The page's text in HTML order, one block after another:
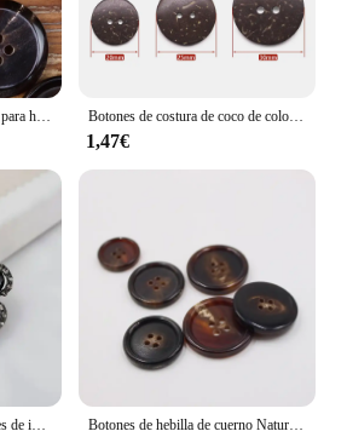
Botones de cuerno de búfalo para hombre y mujer, Chaqueta de traje clásica de alta calidad, 6 piezas, color negro, marrón oscuro, necesidades de costura Botones de costura de coco de color Natural respetuoso con el medio ambiente, botón de 2 agujeros, accesorios de costura para álbum de recortes de ropa, bricolaje, 30 unidades por lote, nuevo
1,47€
Botones grandes de diamantes de imitación para abrigo, ropa, traje, costura, accesorios DIY, 1 Uds. Botones de hebilla de cuerno Natural para ropa, suéter, abrigo, costura, decoraciones Vintage, accesorios de bricolaje, botón redondo de cuatro agujeros, 10 piezas